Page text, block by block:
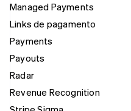
Managed Payments
Links de pagamento
Payments
Payouts
Radar
Revenue Recognition